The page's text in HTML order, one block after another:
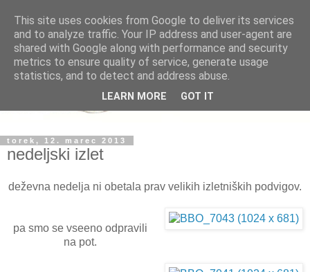
torek, 12. marec 2013
nedeljski izlet
deževna nedelja ni obetala prav velikih izletniških podvigov.
pa smo se vseeno odpravili
na pot.
This site uses cookies from Google to deliver its services
and to analyze traffic. Your IP address and user-agent are
shared with Google along with performance and security
metrics to ensure quality of service, generate usage
statistics, and to detect and address abuse.
LEARN MORE GOT IT